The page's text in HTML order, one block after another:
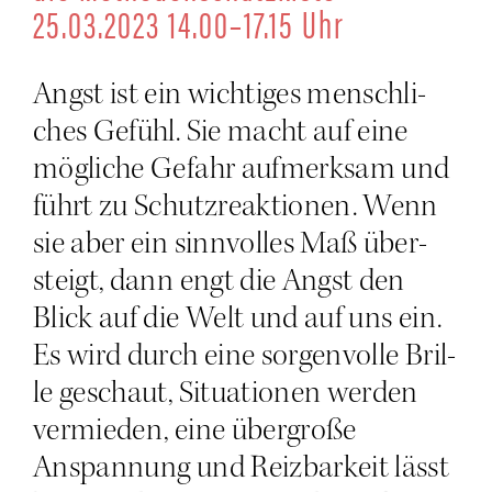
25.03.2023 14.00–17.15 Uhr
Angst ist ein wich­ti­ges mensch­li­
ches Gefühl. Sie macht auf eine
mög­li­che Gefahr auf­merk­sam und
führt zu Schutz­re­ak­tio­nen. Wenn
sie aber ein sinn­vol­les Maß über­
steigt, dann engt die Angst den
Blick auf die Welt und auf uns ein.
Es wird durch eine sor­gen­vol­le Bril­
le geschaut, Situa­tio­nen wer­den
ver­mie­den, eine über­gro­ße
Anspan­nung und Reiz­bar­keit lässt